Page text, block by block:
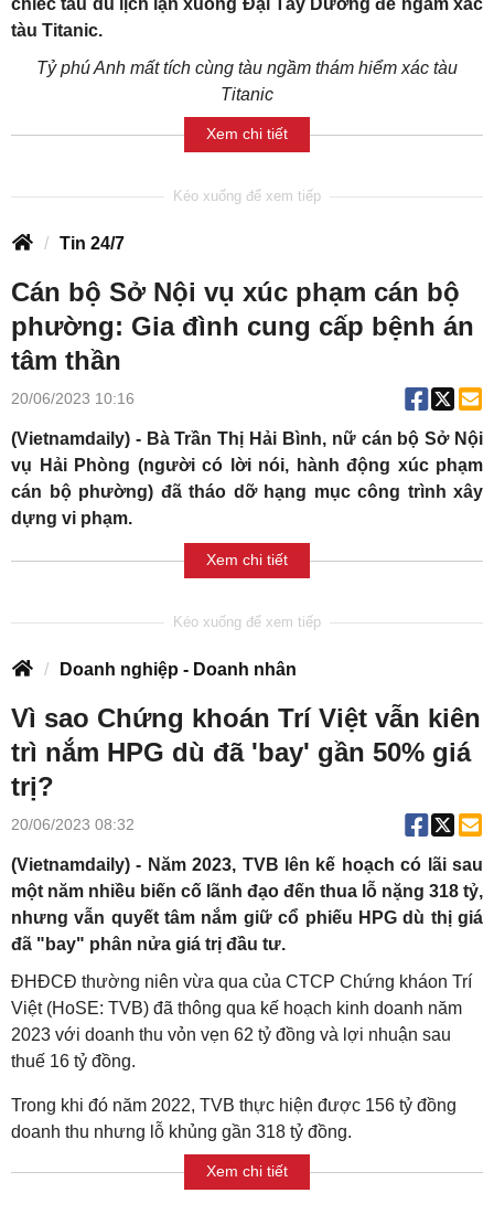
tàu Titanic.
Tỷ phú Anh mất tích cùng tàu ngầm thám hiểm xác tàu
Titanic
Xem chi tiết
Tin 24/7
Cán bộ Sở Nội vụ xúc phạm cán bộ
phường: Gia đình cung cấp bệnh án
tâm thần
20/06/2023 10:16
(Vietnamdaily) - Bà Trần Thị Hải Bình, nữ cán bộ Sở Nội
vụ Hải Phòng (người có lời nói, hành động xúc phạm
cán bộ phường) đã tháo dỡ hạng mục công trình xây
dựng vi phạm.
Xem chi tiết
Doanh nghiệp - Doanh nhân
Vì sao Chứng khoán Trí Việt vẫn kiên
trì nắm HPG dù đã 'bay' gần 50% giá
trị?
20/06/2023 08:32
(Vietnamdaily) - Năm 2023, TVB lên kế hoạch có lãi sau
một năm nhiều biến cố lãnh đạo đến thua lỗ nặng 318 tỷ,
nhưng vẫn quyết tâm nắm giữ cổ phiếu HPG dù thị giá
đã "bay" phân nửa giá trị đầu tư.
ĐHĐCĐ thường niên vừa qua của CTCP Chứng kháon Trí
Việt (HoSE: TVB) đã thông qua kế hoạch kinh doanh năm
2023 với doanh thu vỏn vẹn 62 tỷ đồng và lợi nhuận sau
thuế 16 tỷ đồng.
Trong khi đó năm 2022, TVB thực hiện được 156 tỷ đồng
doanh thu nhưng lỗ khủng gần 318 tỷ đồng.
Xem chi tiết